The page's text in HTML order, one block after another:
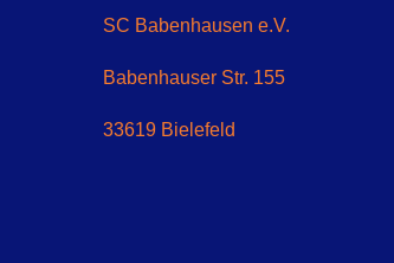
SC Babenhausen e.V.
Babenhauser Str. 155
33619 Bielefeld